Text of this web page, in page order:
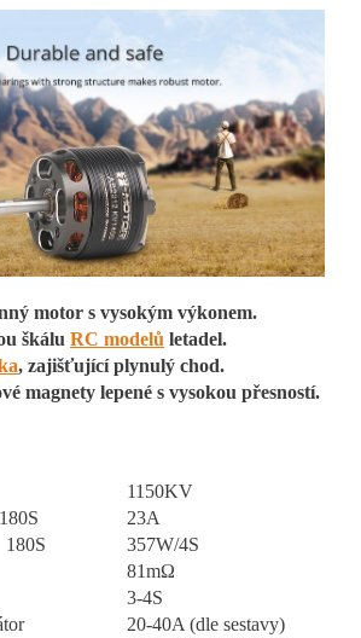
motor s vysokým výkonem.
škálu RC modelů letadel.
, zajišťující plynulý chod.
magnety lepené s vysokou přesností.
1150KV
23A
357W/4S
81mΩ
3-4S
20-40A (dle sestavy)